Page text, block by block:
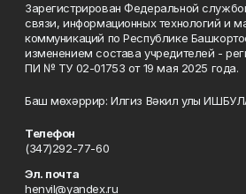
Зарегистрирован Федеральной
связи, информационных технологий и
коммуникаций по Республике
изменением состава учредителей -
ПИ № ТУ 02-01753 от 19 мая 2025 года.
Баш мөхәррир: Илгиз Вәкил улы
Телефон
(347)292-77-60
Эл. почта
henvil@yandex.ru